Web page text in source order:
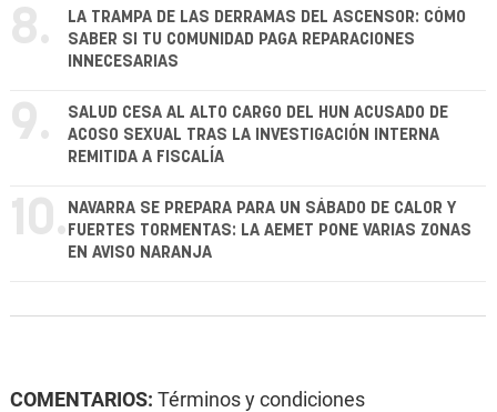
8.
LA TRAMPA DE LAS DERRAMAS DEL ASCENSOR: CÓMO
SABER SI TU COMUNIDAD PAGA REPARACIONES
INNECESARIAS
9.
SALUD CESA AL ALTO CARGO DEL HUN ACUSADO DE
ACOSO SEXUAL TRAS LA INVESTIGACIÓN INTERNA
REMITIDA A FISCALÍA
10. NAVARRA SE PREPARA PARA UN SÁBADO DE CALOR Y
FUERTES TORMENTAS: LA AEMET PONE VARIAS ZONAS
EN AVISO NARANJA
COMENTARIOS: Términos y condiciones